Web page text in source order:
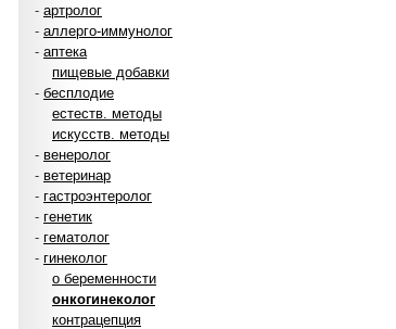
- артролог
- аллерго-иммунолог
- аптека
пищевые добавки
- бесплодие
естеств. методы
искусств. методы
- венеролог
- ветеринар
- гастроэнтеролог
- генетик
- гематолог
- гинеколог
о беременности
онкогинеколог
контрацепция